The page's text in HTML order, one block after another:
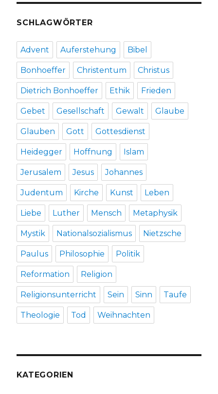
SCHLAGWÖRTER
Advent Auferstehung Bibel
Bonhoeffer Christentum Christus
Dietrich Bonhoeffer Ethik Frieden
Gebet Gesellschaft Gewalt Glaube
Glauben Gott Gottesdienst
Heidegger Hoffnung Islam
Jerusalem Jesus Johannes
Judentum Kirche Kunst Leben
Liebe Luther Mensch Metaphysik
Mystik Nationalsozialismus Nietzsche
Paulus Philosophie Politik
Reformation Religion
Religionsunterricht Sein Sinn Taufe
Theologie Tod Weihnachten
KATEGORIEN